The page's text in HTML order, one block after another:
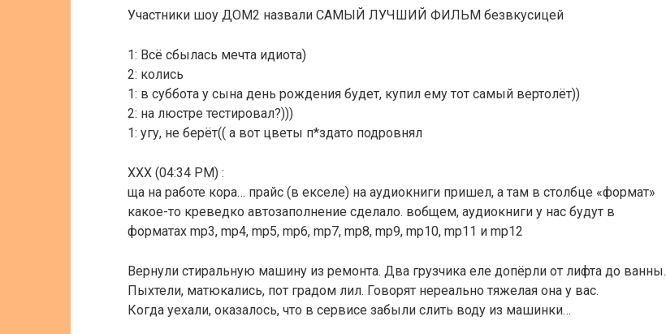
Участники шоу ДОМ2 назвали САМЫЙ ЛУЧШИЙ ФИЛЬМ безвкусицей
1: Всё сбылась мечта идиота)
2: колись
1: в суббота у сына день рождения будет, купил ему тот самый вертолёт))
2: на люстре тестировал?)))
1: угу, не берёт(( а вот цветы п*здато подровнял
XXX (04:34 PM) :
ща на работе кора… прайс (в екселе) на аудиокниги пришел, а там в столбце «формат»
какое-то креведко автозаполнение сделало. вобщем, аудиокниги у нас будут в
форматах mp3, mp4, mp5, mp6, mp7, mp8, mp9, mp10, mp11 и mp12
Вернули стиральную машину из ремонта. Два грузчика еле допёрли от лифта до ванны.
Пыхтели, матюкались, пот градом лил. Говорят нереально тяжелая она у вас.
Когда уехали, оказалось, что в сервисе забыли слить воду из машинки…